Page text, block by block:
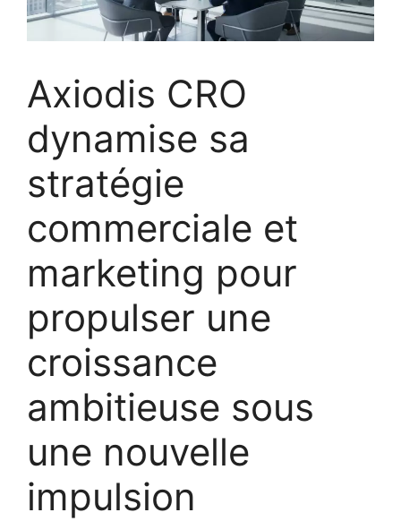
Axiodis CRO
dynamise sa
stratégie
commerciale et
marketing pour
propulser une
croissance
ambitieuse sous
une nouvelle
impulsion